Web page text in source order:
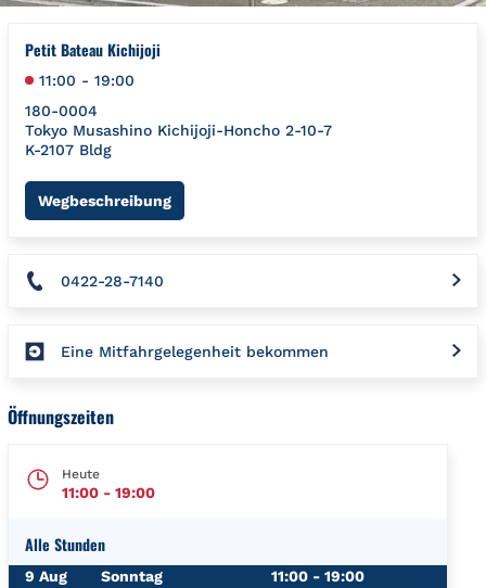
Petit Bateau Kichijoji
11:00 - 19:00
180-0004
Tokyo Musashino Kichijoji-Honcho 2-10-7
K-2107 Bldg
WegbeschreibungLink Opens in New Tab
0422-28-7140
Eine Mitfahrgelegenheit bekommen
Öffnungszeiten
Heute
11:00 - 19:00
Alle Stunden
Wochentag Öffnungszeiten
9 Aug Sonntag 11:00 - 19:00